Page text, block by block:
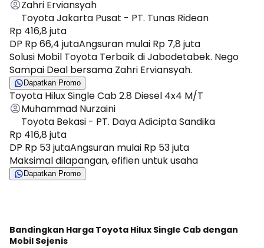
Zahri Erviansyah
Toyota Jakarta Pusat - PT. Tunas Ridean
Rp 416,8 juta
DP Rp 66,4 jutaAngsuran mulai Rp 7,8 juta
Solusi Mobil Toyota Terbaik di Jabodetabek. Nego
Sampai Deal bersama Zahri Erviansyah.
Dapatkan Promo
Toyota Hilux Single Cab 2.8 Diesel 4x4 M/T
Muhammad Nurzaini
Toyota Bekasi - PT. Daya Adicipta Sandika
Rp 416,8 juta
DP Rp 53 jutaAngsuran mulai Rp 53 juta
Maksimal dilapangan, efifien untuk usaha
Dapatkan Promo
Bandingkan Harga Toyota Hilux Single Cab dengan
Mobil Sejenis